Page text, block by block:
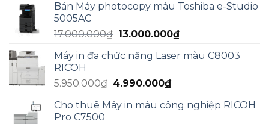
là:
tại
13.000.000₫.
Bán Máy photocopy màu Toshiba e-Studio
5005AC
17.000.000₫ Giá
là:
13.000.000₫Giá
tại
Máy in đa chức năng Laser màu C8003
RICOH
5.950.000₫ Giá
là:
4.990.000₫Giá
tại
Cho thuê Máy in màu công nghiệp RICOH
Pro C7500